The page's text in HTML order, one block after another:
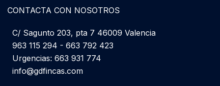
CONTACTA CON NOSOTROS
C/ Sagunto 203, pta 7 46009 Valencia
963 115 294 - 663 792 423
Urgencias: 663 931 774
info@gdfincas.com